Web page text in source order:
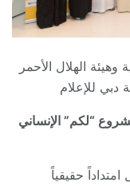
وهيئة الهلال الأحمر
دبي للإعلام
“لكم” الإنساني
حقيقياً